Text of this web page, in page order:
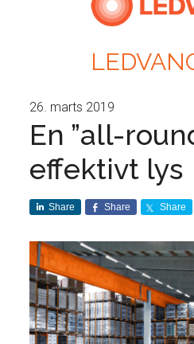
26. marts 2019
En ”all-
effektivt lys
Share Share Share